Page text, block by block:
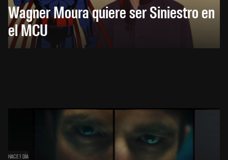
Wagner Moura quiere ser Siniestro en
el MCU
HACE 1 DÍA